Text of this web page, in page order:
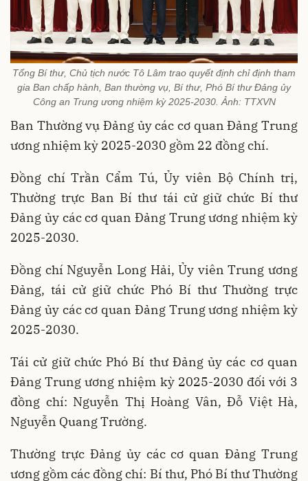
Tổng Bí thư, Chủ tịch nước Tô Lâm trao quyết định chỉ định tham
gia Ban chấp hành, Ban thường vụ, Bí thư, Phó Bí thư Đảng ủy
Công an Trung ương nhiệm kỳ 2025-2030. Ảnh: TTXVN
Ban Thường vụ Đảng ủy các cơ quan Đảng Trung
ương nhiệm kỳ 2025-2030 gồm 22 đồng chí.
Đồng chí Trần Cẩm Tú, Ủy viên Bộ Chính trị,
Thường trực Ban Bí thư tái cử giữ chức Bí thư
Đảng ủy các cơ quan Đảng Trung ương nhiệm kỳ
2025-2030.
Đồng chí Nguyễn Long Hải, Ủy viên Trung ương
Đảng, tái cử giữ chức Phó Bí thư Thường trực
Đảng ủy các cơ quan Đảng Trung ương nhiệm kỳ
2025-2030.
Tái cử giữ chức Phó Bí thư Đảng ủy các cơ quan
Đảng Trung ương nhiệm kỳ 2025-2030 đối với 3
đồng chí: Nguyễn Thị Hoàng Vân, Đỗ Việt Hà,
Nguyễn Quang Trường.
Thường trực Đảng ủy các cơ quan Đảng Trung
ương gồm các đồng chí: Bí thư, Phó Bí thư Thường